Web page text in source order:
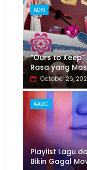
ADIS
“Ours to
Rasa yang
October 26,
AADC
Playlist Lagu
Bikin Gagal